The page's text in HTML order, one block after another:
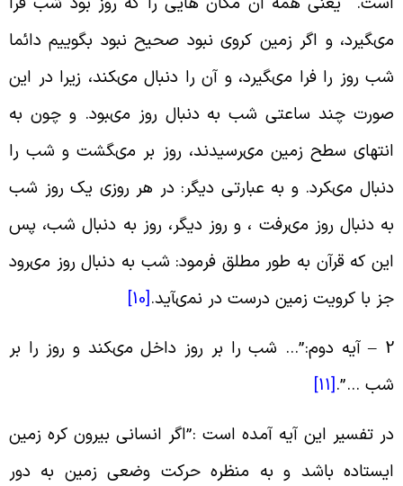
و اگر زمین کروى نبود صحیح نبود بگوییم دائما
روز را فرا مى‏گیرد، و آن را دنبال مى‏کند، زیرا در این
چند ساعتى شب به دنبال روز مى‏بود. و چون به
سطح زمین مى‏رسیدند، روز بر مى‏گشت و شب را
مى‏کرد. و به عبارتى دیگر: در هر روزى یک روز شب
دنبال روز مى‏رفت ، و روز دیگر، روز به دنبال شب، پس
که قرآن به طور مطلق فرمود: شب به دنبال روز مى‏رود
با کرویت زمین درست در نمى‏آید.
[10]
آیه دوم:”…شب را بر روز داخل مى‏کند و روز را بر
…”.
[11]
تفسیر این آیه آمده است :”اگر انسانى بیرون کره زمین
باشد و به منظره حرکت وضعى زمین به دور